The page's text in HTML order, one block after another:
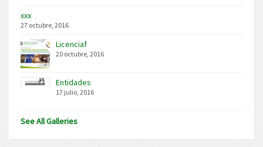
xxx
27 octubre, 2016
Licenciaf
20 octubre, 2016
Entidades
17 julio, 2016
See All Galleries